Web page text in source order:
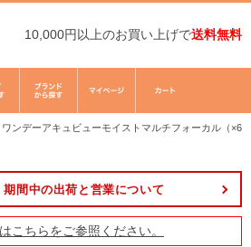
10,000円以上のお買い上げで送料無料
ワンデーアキュビューモイストマルチフォーカル（×6
期間中の出荷と営業について
こちらをご参照ください。